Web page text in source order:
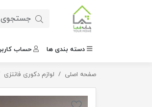
دسته بندی ها حساب
صفحه اصلی لوازم دکوری فانتزی
ساعت دیواری با تابلو نیم رخ